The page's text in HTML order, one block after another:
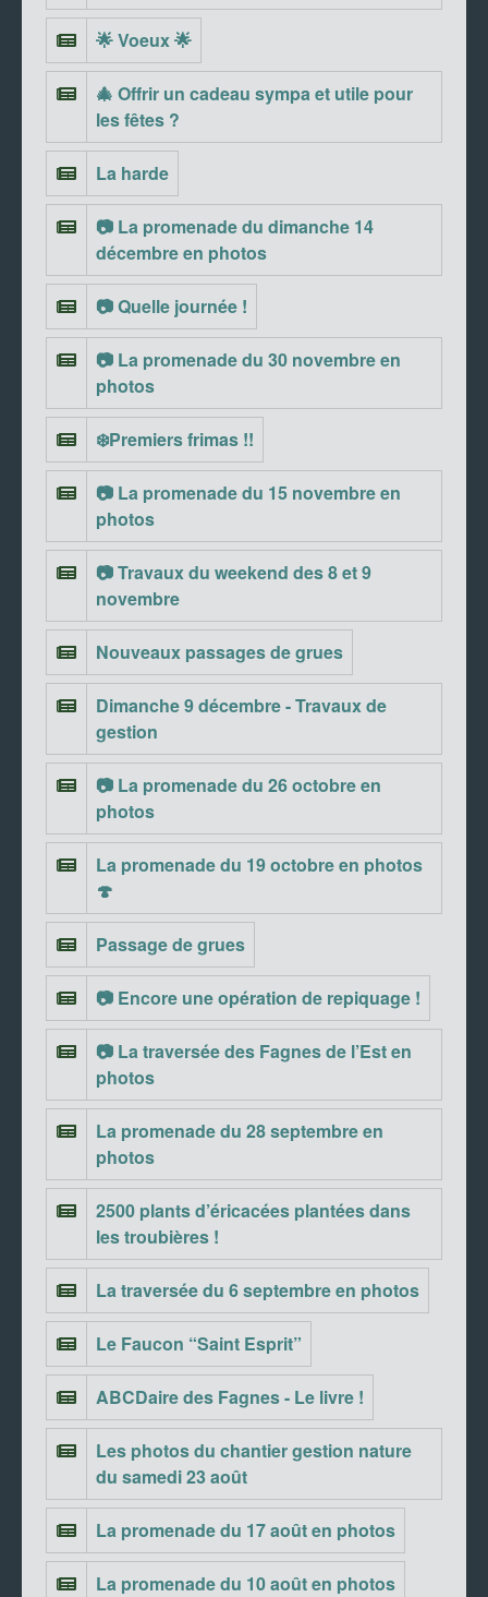
🌟 Voeux 🌟
🎄 Offrir un cadeau sympa et utile pour
les fêtes ?
La harde
📷 La promenade du dimanche 14
décembre en photos
📷 Quelle journée !
📷 La promenade du 30 novembre en
photos
❄️Premiers frimas !!
📷 La promenade du 15 novembre en
photos
📷 Travaux du weekend des 8 et 9
novembre
Nouveaux passages de grues
Dimanche 9 décembre - Travaux de
gestion
📷 La promenade du 26 octobre en
photos
La promenade du 19 octobre en photos
🍄
Passage de grues
📷 Encore une opération de repiquage !
📷 La traversée des Fagnes de l’Est en
photos
La promenade du 28 septembre en
photos
2500 plants d’éricacées plantées dans
les troubières !
La traversée du 6 septembre en photos
Le Faucon “Saint Esprit”
ABCDaire des Fagnes - Le livre !
Les photos du chantier gestion nature
du samedi 23 août
La promenade du 17 août en photos
La promenade du 10 août en photos